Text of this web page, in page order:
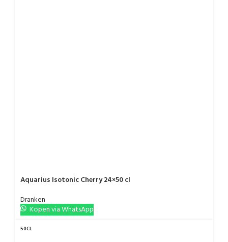
Aquarius Isotonic Cherry 24×50 cl
Dranken
Kopen via WhatsApp
50CL